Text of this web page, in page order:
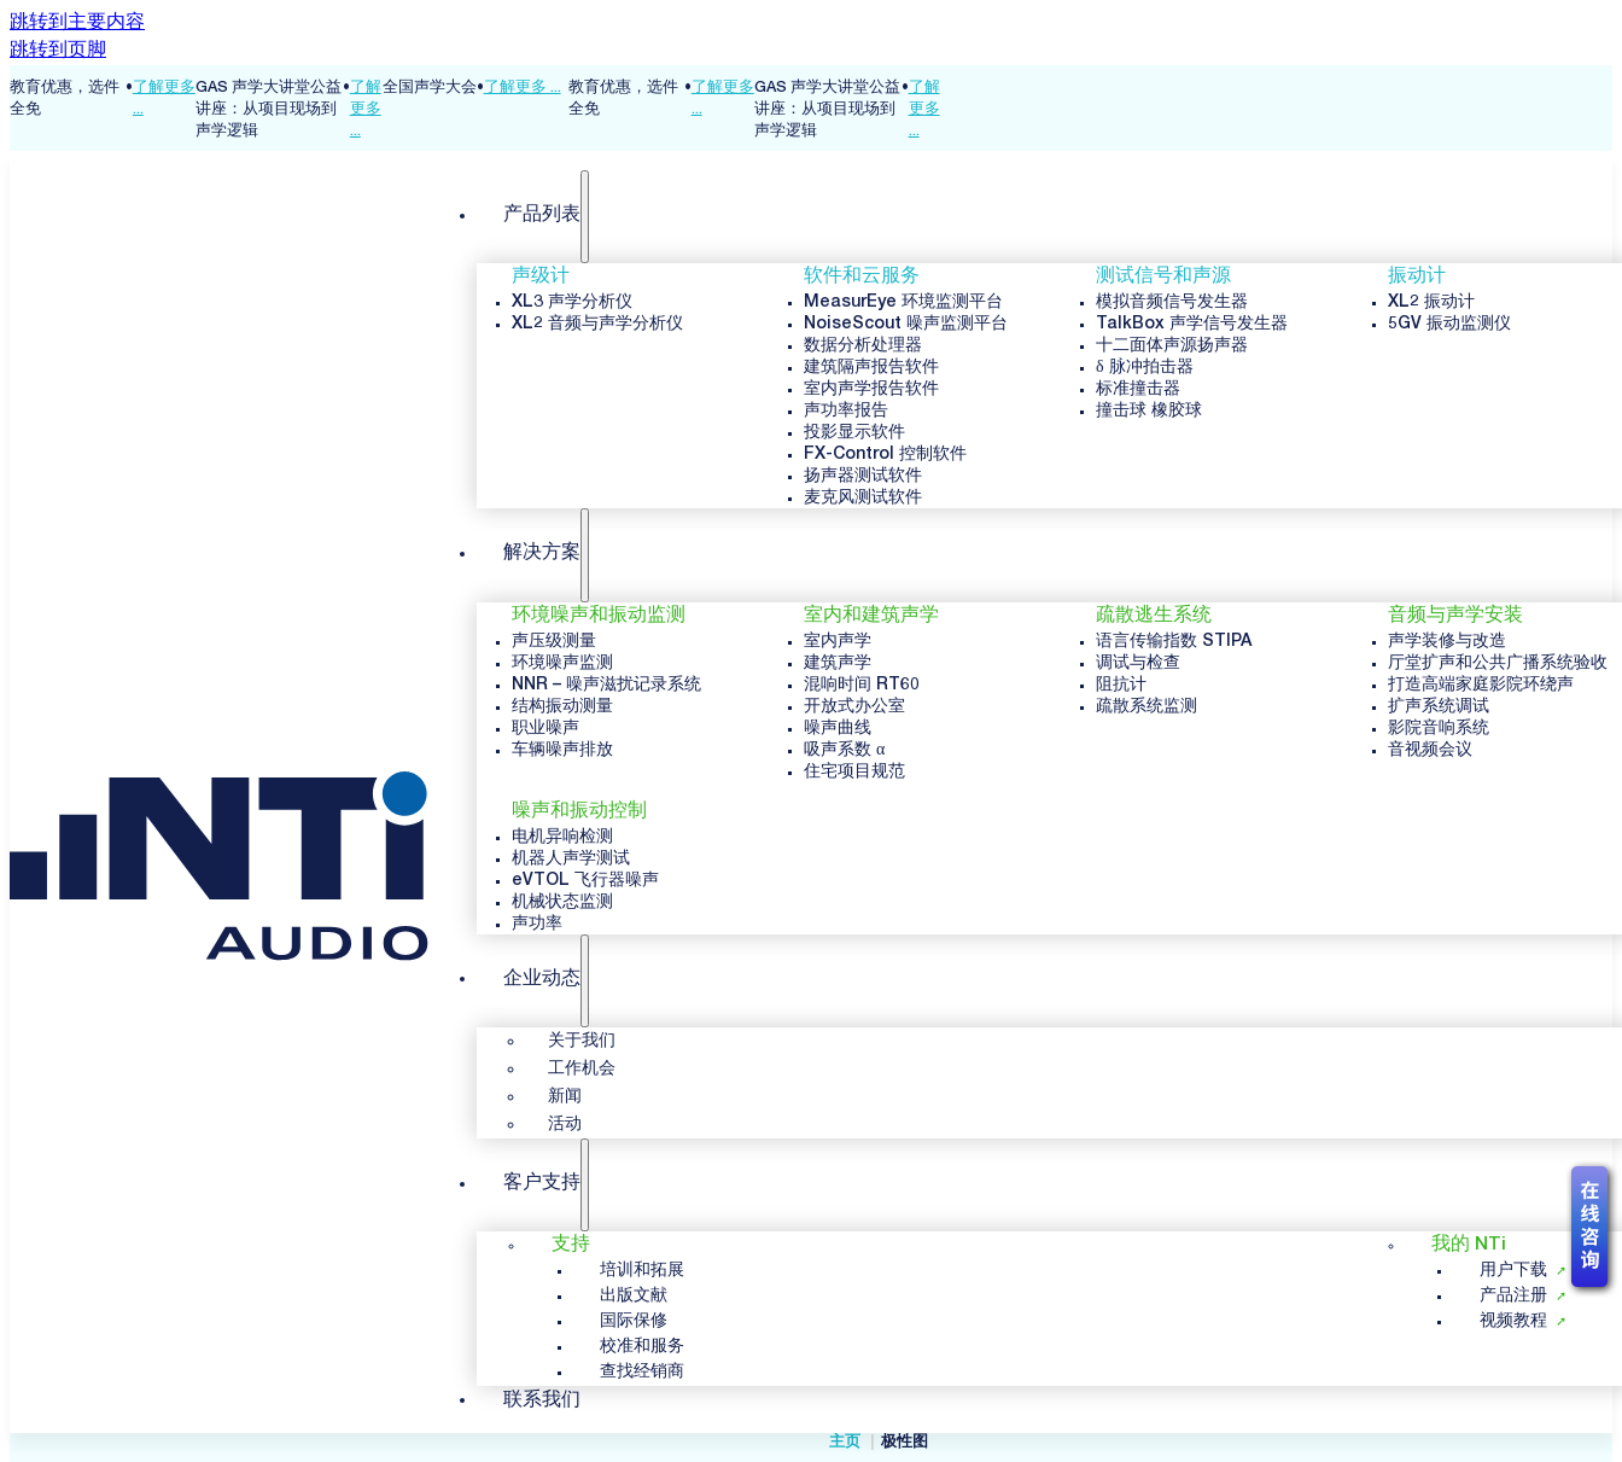
跳转到主要内容
跳转到页脚
教育优惠，选件
全免
• 了解更多
...
GAS 声学大讲堂公益
讲座：从项目现场到
声学逻辑
• 了解
更多
...
全国声学大会• 了解更多 ... 教育优惠，选件
全免
• 了解更多
...
GAS 声学大讲堂公益
讲座：从项目现场到
声学逻辑
• 了解
更多
...
产品列表
声级计
XL3 声学分析仪
XL2 音频与声学分析仪
软件和云服务
MeasurEye 环境监测平台
NoiseScout 噪声监测平台
数据分析处理器
建筑隔声报告软件
室内声学报告软件
声功率报告
投影显示软件
FX-Control 控制软件
扬声器测试软件
麦克风测试软件
测试信号和声源
模拟音频信号发生器
TalkBox 声学信号发生器
十二面体声源扬声器
δ 脉冲拍击器
标准撞击器
撞击球 橡胶球
振动计
XL2 振动计
5GV 振动监测仪
解决方案
环境噪声和振动监测
声压级测量
环境噪声监测
NNR – 噪声滋扰记录系统
结构振动测量
职业噪声
车辆噪声排放
室内和建筑声学
室内声学
建筑声学
混响时间 RT60
开放式办公室
噪声曲线
吸声系数 α
住宅项目规范
疏散逃生系统
语言传输指数 STIPA
调试与检查
阻抗计
疏散系统监测
音频与声学安装
声学装修与改造
厅堂扩声和公共广播系统验收
打造高端家庭影院环绕声
扩声系统调试
影院音响系统
音视频会议
噪声和振动控制
电机异响检测
机器人声学测试
eVTOL 飞行器噪声
机械状态监测
声功率
企业动态
关于我们
工作机会
新闻
活动
客户支持
支持
培训和拓展
出版文献
国际保修
校准和服务
查找经销商
我的 NTi
用户下载
产品注册
视频教程
联系我们
主页 极性图